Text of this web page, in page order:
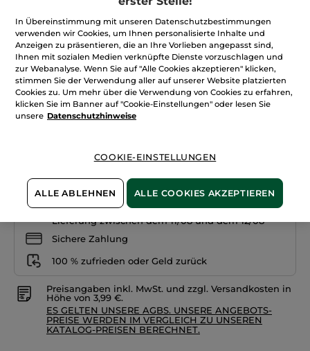
5
Sternen.
Bewertungen
anzeigen.
Lidschatten
Mono
14,90€*
745,00€ / 100g
Sanftes Siena
+15
Menge
IN DEN WARENKORB
Freie Versandkosten ab 20€
Lieferung zwischen dem 11/08 und dem 12/08
Sichere Zahlung
100 % zufrieden oder Geld zurück
Preisangaben inkl. MwSt. und zzgl. Versandkosten in
Höhe von 3,99 €.
ES GELTEN UNSERE AGBS. UNSERE ANGEBOTS-
PREISE WERDEN IM VERGLEICH ZU UNSEREN
KATALOG-PREISEN BERECHNET.
In Übereinstimmung mit unseren Datenschutzbestimmungen
verwenden wir Cookies, um Ihnen personalisierte Inhalte und
Anzeigen zu präsentieren, die an Ihre Vorlieben angepasst sind,
Ihnen mit sozialen Medien verknüpfte Dienste vorzuschlagen und
zur Webanalyse. Wenn Sie auf "Alle Cookies akzeptieren" klicken,
stimmen Sie der Verwendung aller auf unserer Website platzierten
Cookies zu. Um mehr über die Verwendung von Cookies zu erfahren,
klicken Sie im Banner auf "Cookie-Einstellungen" oder lesen Sie
unsere Datenschutzhinweise
COOKIE-EINSTELLUNGEN
ALLE ABLEHNEN ALLE COOKIES AKZEPTIEREN